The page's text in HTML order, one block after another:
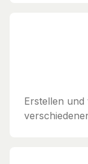
Erstellen und